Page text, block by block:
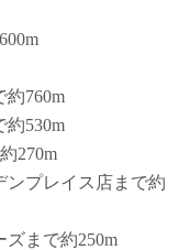
約760m
約530m
270m
ンプレイス店まで約
まで約250m